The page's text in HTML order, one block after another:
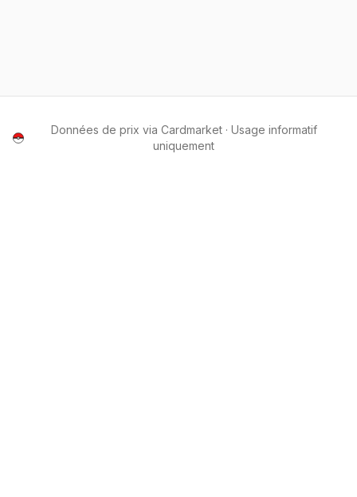
Données de prix via Cardmarket · Usage informatif
uniquement